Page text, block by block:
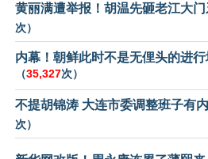
黄丽满遭举报！胡温先砸老江大门
次）
内幕！朝鲜此时不是无俚头的进
（35,327次）
不提胡锦涛 大连市委调整班子有
次）